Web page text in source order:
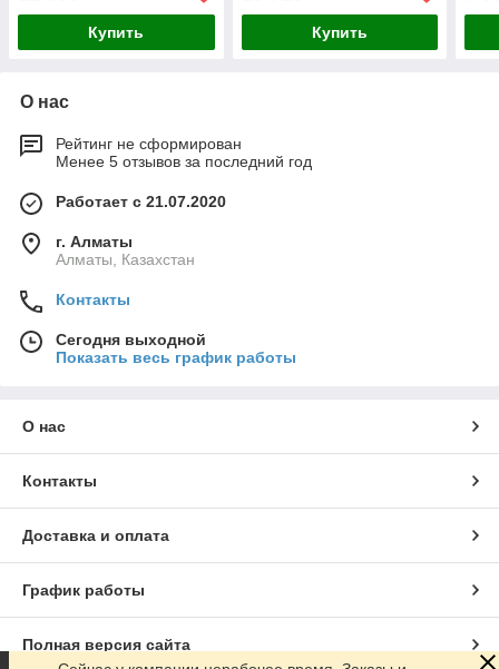
Купить Купить
О нас
Рейтинг не сформирован
Менее 5 отзывов за последний год
Работает с 21.07.2020
г. Алматы
Алматы, Казахстан
Контакты
Сегодня выходной
Показать весь график работы
О нас
Контакты
Доставка и оплата
График работы
Полная версия сайта